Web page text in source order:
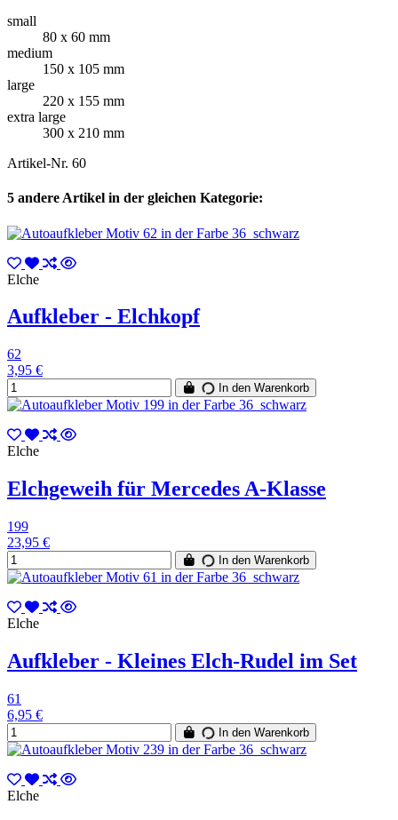
small
80 x 60 mm
medium
150 x 105 mm
large
220 x 155 mm
extra large
300 x 210 mm
Artikel-Nr. 60
5 andere Artikel in der gleichen Kategorie:
Elche
Aufkleber - Elchkopf
62
3,95 €
In den Warenkorb
Elche
Elchgeweih für Mercedes A-Klasse
199
23,95 €
In den Warenkorb
Elche
Aufkleber - Kleines Elch-Rudel im Set
61
6,95 €
In den Warenkorb
Elche